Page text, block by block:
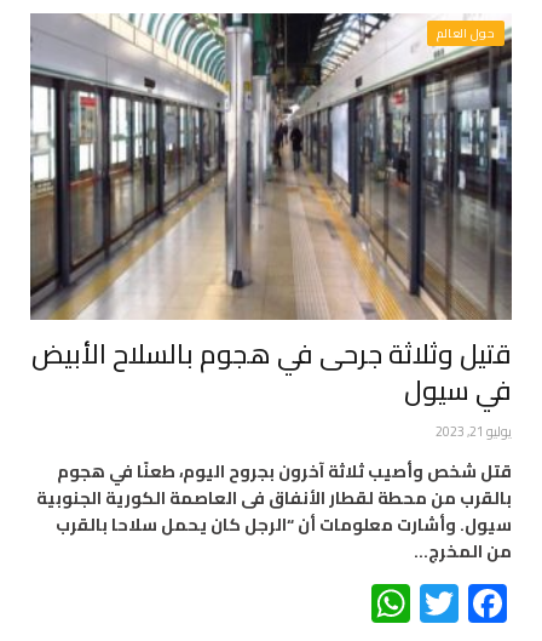
حول العالم
قتيل وثلاثة جرحى في هجوم بالسلاح الأبيض
في سيول
يوليو 21, 2023
قتل شخص وأصيب ثلاثة آخرون بجروح اليوم، طعنًا في هجوم
بالقرب من محطة لقطار الأنفاق فى العاصمة الكورية الجنوبية
سيول. وأشارت معلومات أن “الرجل كان يحمل سلاحا بالقرب
من المخرج…
Facebook
Twitter